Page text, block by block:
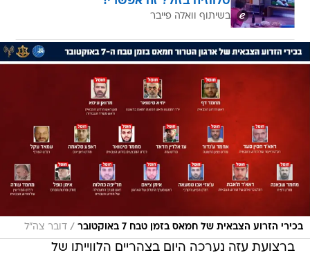
בשיתוף וואלה פייבר
בכירי הזרוע הצבאית של חמאס בזמן טבח 7 באוקטובר / דובר צה"ל
ברצועת עזה נערכה היום בצהריים הלווייתו של